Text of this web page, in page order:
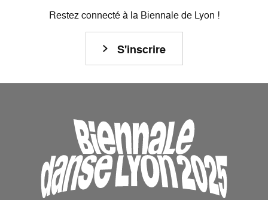
Restez connecté à la Biennale de Lyon !
S'inscrire